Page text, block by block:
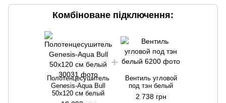
Комбіноване підключення:
Полотенцесушитель
Genesis-Aqua Bull
50х120 см белый
Вентиль угловой
под тэн белый
2 738 грн